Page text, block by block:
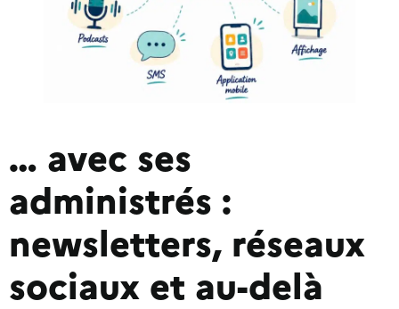
… avec ses
administrés :
newsletters, réseaux
sociaux et au-delà